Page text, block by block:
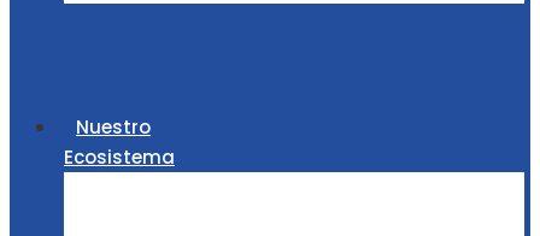
Nuestro
Ecosistema